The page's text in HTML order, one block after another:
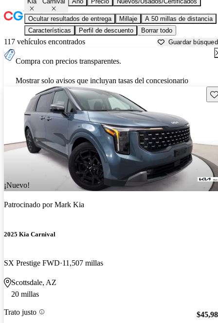
Ocultar resultados de entrega Millaje
A 50 millas de distancia
Características
Perfil de descuento Borrar todo
117 vehículos encontrados Guardar
Compra con precios transparentes.
Mostrar solo avisos que incluyan tasas del concesionario
¡Nuevo!
Patrocinado porMark Kia
2025 Kia Carnival
SX Prestige FWD 11,507 millas
Scottsdale, AZ
20 millas
Trato justo